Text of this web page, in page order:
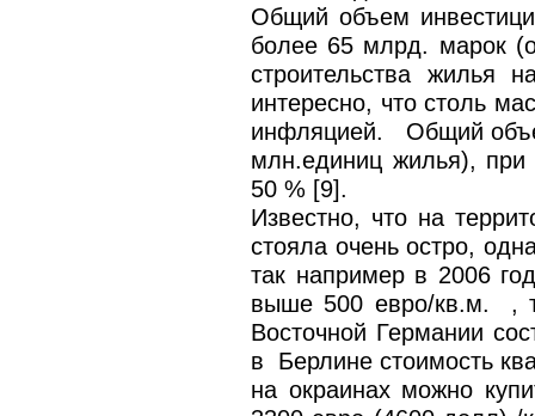
Общий объем
более 65 млрд. марок
строительства
интересно, что столь
инфляцией. Общий
млн.единиц жилья), при
50 % [9].
Известно, что на
стояла очень остро,
так например в 2006
выше 500 евро/кв.м. ,
Восточной Германии
в Берлине стоимость
на окраинах можно